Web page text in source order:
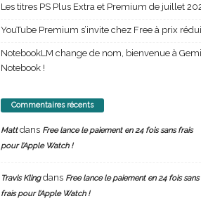
Les titres PS Plus Extra et Premium de juillet
YouTube Premium s’invite chez Free à prix
NotebookLM change de nom, bienvenue à
Notebook !
Commentaires récents
Mattdans Free lance le paiement en 24 fois sans frais
pour l’Apple Watch !
Travis Klingdans Free lance le paiement en 24 fois sans
frais pour l’Apple Watch !